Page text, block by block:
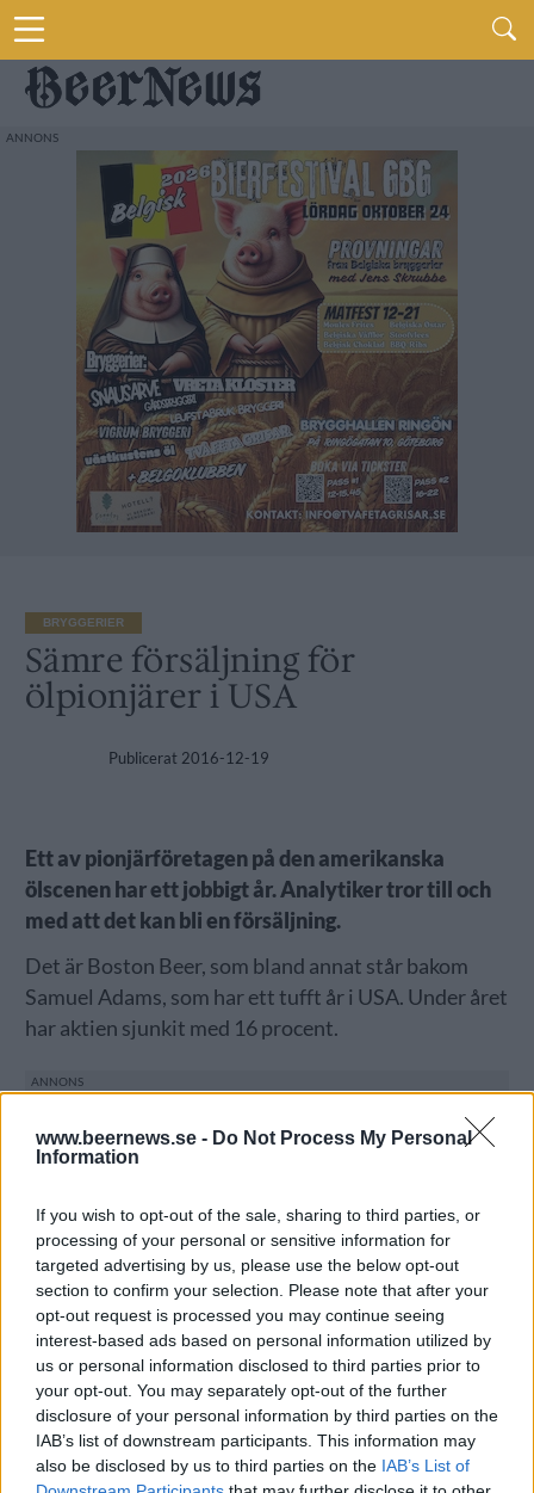
www.beernews.se - Do Not Process My Personal
Information
If you wish to opt-out of the sale, sharing to third parties, or
processing of your personal or sensitive information for
targeted advertising by us, please use the below opt-out
section to confirm your selection. Please note that after your
opt-out request is processed you may continue seeing
interest-based ads based on personal information utilized by
us or personal information disclosed to third parties prior to
your opt-out. You may separately opt-out of the further
disclosure of your personal information by third parties on the
IAB’s list of downstream participants. This information may
also be disclosed by us to third parties on the IAB’s List of
BRYGGERIER
Sämre försäljning för
ölpionjärer i USA
Publicerat 2016-12-19
Ett av pionjärföretagen på den amerikanska
ölscenen har ett jobbigt år. Analytiker tror till och
med att det kan bli en försäljning.
Det är Boston Beer, som bland annat står bakom
Samuel Adams, som har ett tufft år i USA. Under året
har aktien sjunkit med 16 procent.